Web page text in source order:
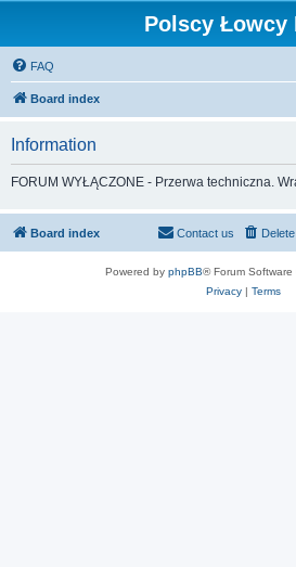
Polscy Łowcy
FAQ
Board index
Information
FORUM WYŁĄCZONE - Przerwa techniczna.
Board index Contact us
Powered by phpBB® Forum
Privacy| Terms